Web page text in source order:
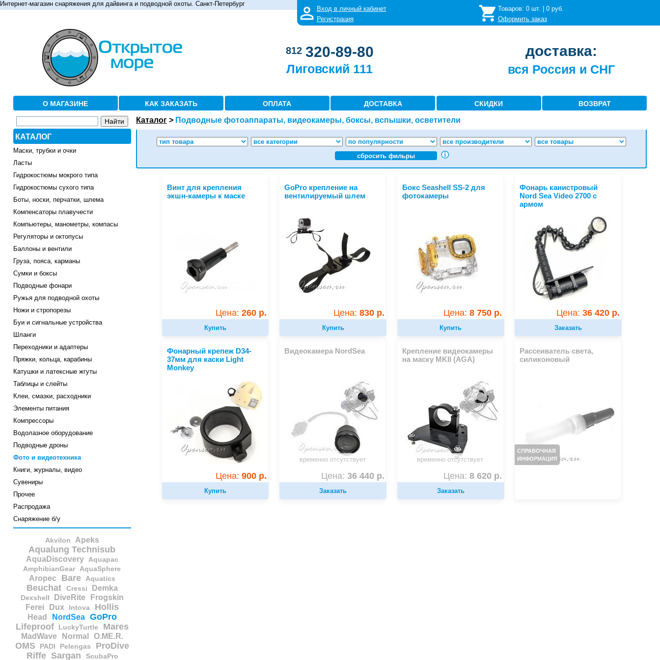
Интернет-магазин снаряжения для дайвинга и подводной охоты. Санкт-Петербург
Вход в личный кабинет
Регистрация
Товаров: 0шт. | 0руб.
Оформить заказ
812 320-89-80
Лиговский 111
доставка:
вся Россия и СНГ
О МАГАЗИНЕ КАК ЗАКАЗАТЬ ОПЛАТА ДОСТАВКА СКИДКИ ВОЗВРАТ
КАТАЛОГ
Маски, трубки и очки
Ласты
Гидрокостюмы мокрого типа
Гидрокостюмы сухого типа
Боты, носки, перчатки, шлема
Компенсаторы плавучести
Компьютеры, манометры, компасы
Регуляторы и октопусы
Баллоны и вентили
Груза, пояса, карманы
Сумки и боксы
Подводные фонари
Ружья для подводной охоты
Ножи и стропорезы
Буи и сигнальные устройства
Шланги
Переходники и адаптеры
Пряжки, кольца, карабины
Катушки и латексные жгуты
Таблицы и слейты
Клеи, смазки, расходники
Элементы питания
Компрессоры
Водолазное оборудование
Подводные дроны
Фото и видеотехника
Книги, журналы, видео
Сувениры
Прочее
Распродажа
Снаряжение б/у
Akvilon Apeks
Aqualung Technisub
AquaDiscovery Aquapac
AmphibianGear AquaSphere
Aropec Bare Aquatics
Beuchat Cressi Demka
Dexshell DiveRite
Frogskin
Ferei
Dux Intova Hollis
Head NordSea
GoPro
Lifeproof
LuckyTurtle Mares
MadWave Normal O.ME.R.
OMS PADI Pelengas
ProDive
Riffe Sargan ScubaPro
Каталог> Подводные фотоаппараты, видеокамеры, боксы, вспышки, осветители
сбросить фильры ⓘ
Винт для крепления
экшн-камеры к маске
Цена: 260 р.
Купить
GoPro крепление на
вентилируемый шлем
Цена: 830 р.
Купить
Бокс Seashell SS-2 для
фотокамеры
Цена: 8 750 р.
Купить
Фонарь канистровый
Nord Sea Video 2700 с
армом
Цена: 36 420 р.
Заказать
Фонарный крепеж D34-
37мм для каски Light
Monkey
Цена: 900 р.
Купить
Видеокамера NordSea
временно отсутствует
Цена: 36 440 р.
Заказать
Крепление видеокамеры
на маску MKII (AGA)
временно отсутствует
Цена: 8 620 р.
Заказать
Рассеиватель света,
силиконовый
СПРАВОЧНАЯ
ИНФОРМАЦИЯ